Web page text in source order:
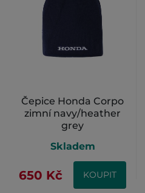
Čepice Honda Corpo
zimní navy/heather
grey
Skladem
650 Kč KOUPIT